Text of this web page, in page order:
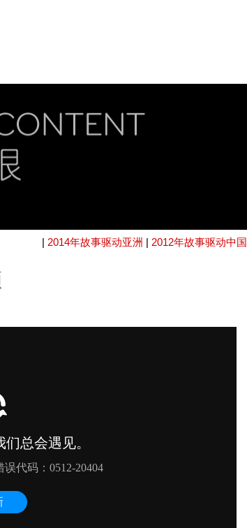
| 2014年故事驱动亚洲 | 2012年故事驱动中国